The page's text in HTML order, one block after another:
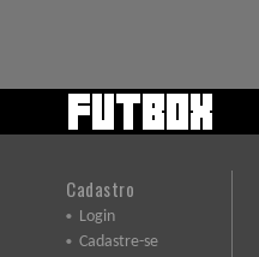
Cadastro
Login
Cadastre-se